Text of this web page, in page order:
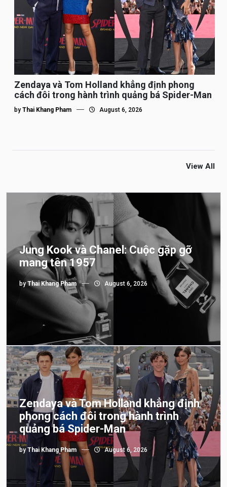
Zendaya và Tom Holland khẳng định phong
cách đôi trong hành trình quảng bá Spider-Man
by Thai Khang Pham August 6, 2026
View All
Jung Kook và Chanel: Cuộc gặp gỡ
mang tên 1957
byThai Khang Pham August 6, 2026
Zendaya và Tom Holland khẳng định
phong cách đôi trong hành trình
quảng bá Spider-Man
by Thai Khang Pham August 6, 2026